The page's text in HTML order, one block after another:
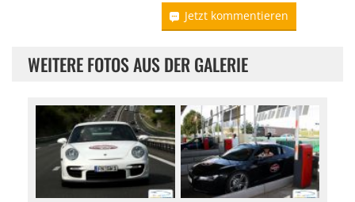
Jetzt kommentieren
WEITERE FOTOS AUS DER GALERIE